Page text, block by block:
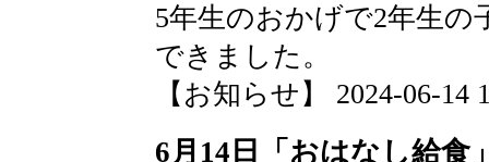
5年生のおかげで2年生
できました。
【お知らせ】 2024-06-14
6月14日「おはなし給食